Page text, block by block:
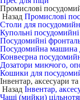
Промислові
Назад Промислові
Столи для
Купольні
Посудомийні
Посудомийна машина
Конвеєрна
Дозатори миючого,
Кошики для
Інвентар, аксесуари
Назад Інвентар,
Чаші (мийки)